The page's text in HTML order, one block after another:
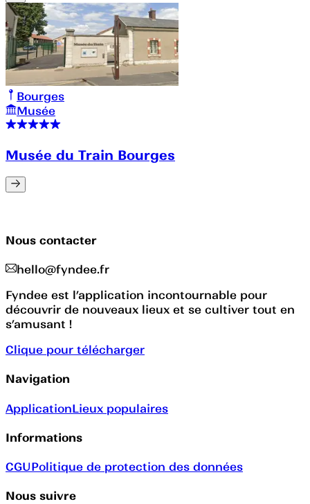
Bourges
Musée
Musée du Train Bourges
Nous contacter
hello@fyndee.fr
Fyndee est l’application incontournable pour
découvrir de nouveaux lieux et se cultiver tout en
s’amusant !
Clique pour télécharger
Navigation
ApplicationLieux populaires
Informations
CGUPolitique de protection des données
Nous suivre